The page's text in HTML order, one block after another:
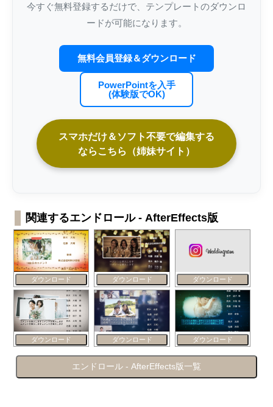
結婚式プロフィールムービーの写真枚数｜
3分5分7分別の最適枚数・1枚あたり秒数・
各パート配分・写真不足対策の早見表
ガイド｜BGM市販
家族婚・少人数挙式向けオープニングムー
ビー完全ガイド｜アットホームな感動演出
選び完全ガイド｜
料比較・カスタマ
結婚式エンドロールにおすすめの
RADWIMPS人気曲｜選曲とISUM著作権ガ
著作権と選曲ガイド
今すぐ無料登録するだけで、テンプレートのダウンロ
ードが可能になります。
無料会員登録＆ダウンロード
PowerPointを入手
(体験版でOK)
スマホだけ＆ソフト不要で編集する
ならこちら（姉妹サイト）
関連するエンドロール - AfterEffects版
ダウンロード ダウンロード ダウンロード
ダウンロード ダウンロード ダウンロード
エンドロール - AfterEffects版一覧